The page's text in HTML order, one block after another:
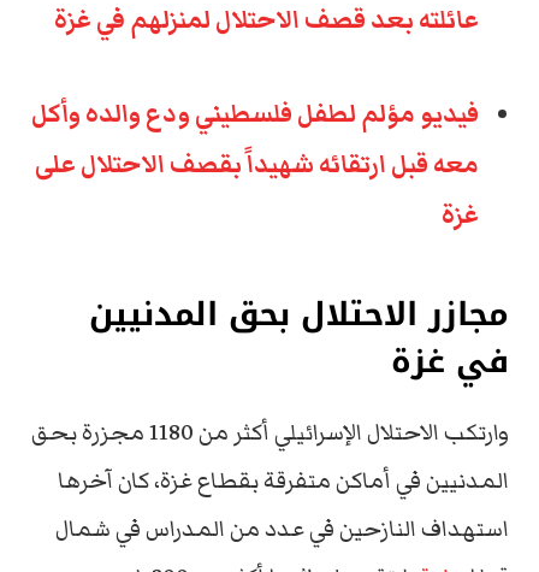
عائلته بعد قصف الاحتلال لمنزلهم في غزة
فيديو مؤلم لطفل فلسطيني ودع والده وأكل
معه قبل ارتقائه شهيداً بقصف الاحتلال على
غزة
مجازر الاحتلال بحق المدنيين
في غزة
وارتكب الاحتلال الإسرائيلي أكثر من 1180 مجزرة بحق
المدنيين في أماكن متفرقة بقطاع غزة، كان آخرها
استهداف النازحين في عدد من المدراس في شمال